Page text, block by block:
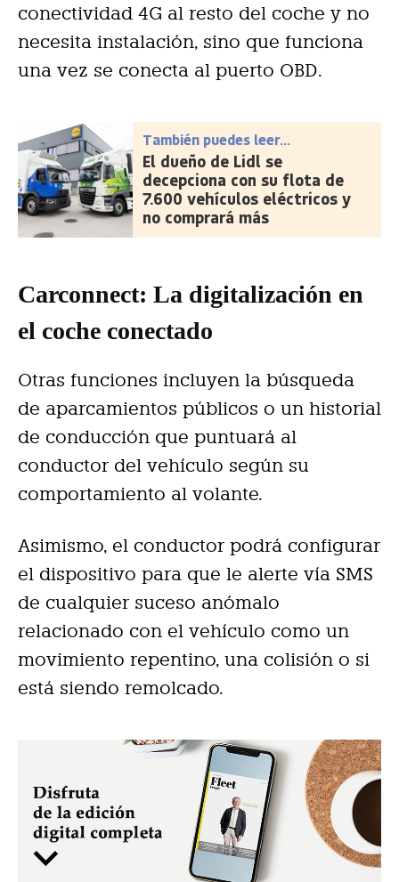
conectividad 4G al resto del coche y no
necesita instalación, sino que funciona
una vez se conecta al puerto OBD.
También puedes leer...
El dueño de Lidl se
decepciona con su flota de
7.600 vehículos eléctricos y
no comprará más
Carconnect: La digitalización en
el coche conectado
Otras funciones incluyen la búsqueda
de aparcamientos públicos o un historial
de conducción que puntuará al
conductor del vehículo según su
comportamiento al volante.
Asimismo, el conductor podrá configurar
el dispositivo para que le alerte vía SMS
de cualquier suceso anómalo
relacionado con el vehículo como un
movimiento repentino, una colisión o si
está siendo remolcado.